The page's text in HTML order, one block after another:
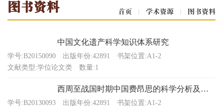
首页 | 学术资源 | 图书资料
图书资料
中国文化遗产科学知识体系研究
学号:B20150090 出版年份:42891
书架位置:A1-2
文献类型:学位论文类
数量:1
西周至战国时期中国费昂思的科学分析及相关问题研究
学号:B20130093 出版年份:42891
书架位置:A1-2